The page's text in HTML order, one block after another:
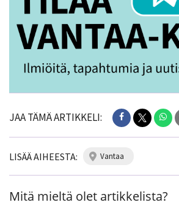
JAA TÄMÄ ARTIKKELI:
LISÄÄ AIHEESTA: vantaa
Mitä mieltä olet artikkelista?